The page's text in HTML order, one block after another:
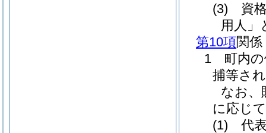
(3) 資
用人」
第10項関係
1 町内の
捕等さ
なお、
に応じ
(1) 代